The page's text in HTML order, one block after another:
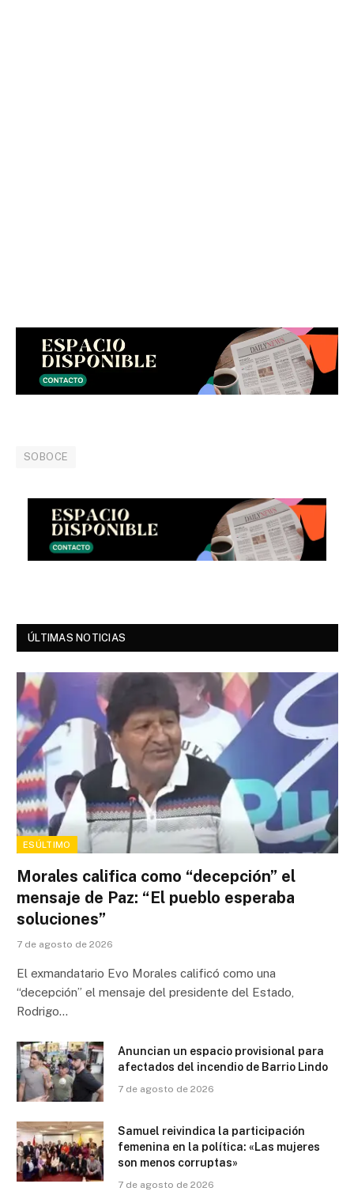
SOBOCE
ÚLTIMAS NOTICIAS
ESÚLTIMO
Morales califica como “decepción” el
mensaje de Paz: “El pueblo esperaba
soluciones”
7 de agosto de 2026
El exmandatario Evo Morales calificó como una
“decepción” el mensaje del presidente del Estado,
Rodrigo…
Anuncian un espacio provisional para
afectados del incendio de Barrio Lindo
7 de agosto de 2026
Samuel reivindica la participación
femenina en la política: «Las mujeres
son menos corruptas»
7 de agosto de 2026